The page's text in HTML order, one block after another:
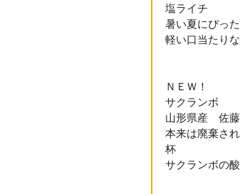
塩ライチ
暑い夏にぴっ
軽い口当たり
ＮＥＷ！
サクランボ
山形県産　佐
本来は廃棄さ
杯
サクランボの